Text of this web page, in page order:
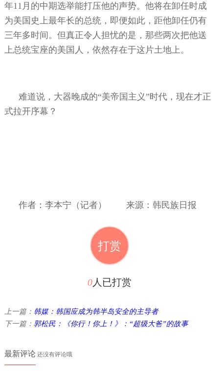
年11 月的中期选举能打压他的声势。他将在卸任时成
为美国史上最年长的总统，即便如此，距他卸任仍有
三年多时间。但真正令人担忧的是，那些两次把他送
上总统宝座的美国人，依然存在于这片土地上。
难道说，大器晚成的“美帝国主义”时代，现在才正
式拉开序幕？
作者：李本宁（记者） 来源：韩民族日报
打赏
0人已打赏
上一篇： 韩媒：韩国应成为韩半岛安全的主导者
下一篇： 郭松民：《你行！你上！》：“超级大爸”的故事
最新评论还没有评论哦